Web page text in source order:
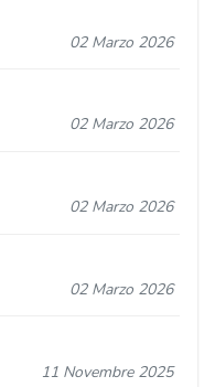
02 Marzo 2026
02 Marzo 2026
02 Marzo 2026
02 Marzo 2026
11 Novembre 2025